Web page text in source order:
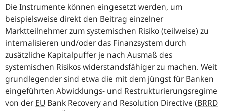
Die Instrumente können eingesetzt werden, um
beispielsweise direkt den Beitrag einzelner
Marktteilnehmer zum systemischen Risiko (teilweise) zu
internalisieren und/oder das Finanzsystem durch
zusätzliche Kapitalpuffer je nach Ausmaß des
systemischen Risikos widerstandsfähiger zu machen. Weit
grundlegender sind etwa die mit dem jüngst für Banken
eingeführten Abwicklungs- und Restrukturierungsregime
von der EU Bank Recovery and Resolution Directive (BRRD